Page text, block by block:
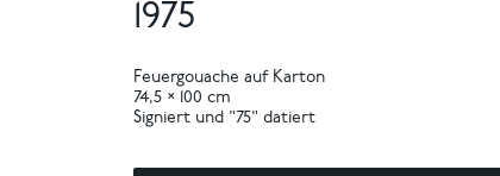
1975
Feuergouache auf Karton
74,5 × 100 cm
Signiert und "75" datiert